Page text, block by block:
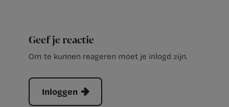
Geef je reactie
Om te kunnen reageren moet je inlogd zijn.
Inloggen